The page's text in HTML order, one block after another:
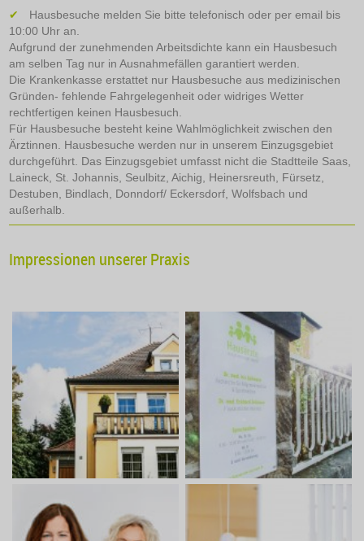
Hausbesuche melden Sie bitte telefonisch oder per email bis
10:00 Uhr an.
Aufgrund der zunehmenden Arbeitsdichte kann ein Hausbesuch
am selben Tag nur in Ausnahmefällen garantiert werden.
Die Krankenkasse erstattet nur Hausbesuche aus medizinischen
Gründen- fehlende Fahrgelegenheit oder widriges Wetter
rechtfertigen keinen Hausbesuch.
Für Hausbesuche besteht keine Wahlmöglichkeit zwischen den
Ärztinnen. Hausbesuche werden nur in unserem Einzugsgebiet
durchgeführt. Das Einzugsgebiet umfasst nicht die Stadtteile Saas,
Laineck, St. Johannis, Seulbitz, Aichig, Heinersreuth, Fürsetz,
Destuben, Bindlach, Donndorf/ Eckersdorf, Wolfsbach und
außerhalb.
Impressionen unserer Praxis